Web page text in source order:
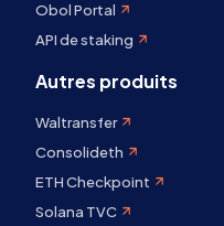
Obol Portal
API de staking
Autres produits
Waltransfer
Consolideth
ETH Checkpoint
Solana TVC